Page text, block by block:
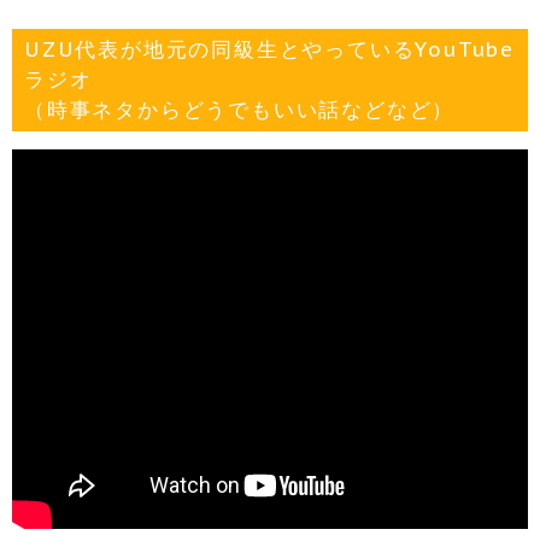
UZU代表が地元の同級生とやっているYouTube
ラジオ
（時事ネタからどうでもいい話などなど）